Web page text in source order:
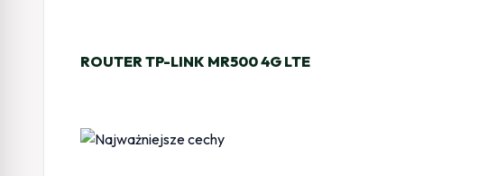
ROUTER TP-LINK MR500 4G LTE